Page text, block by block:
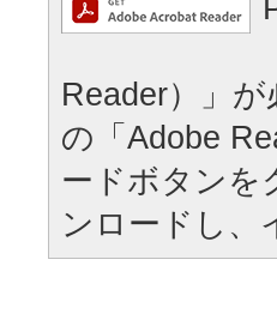
Reader）」
の「Adobe
ードボタンを
ンロードし、